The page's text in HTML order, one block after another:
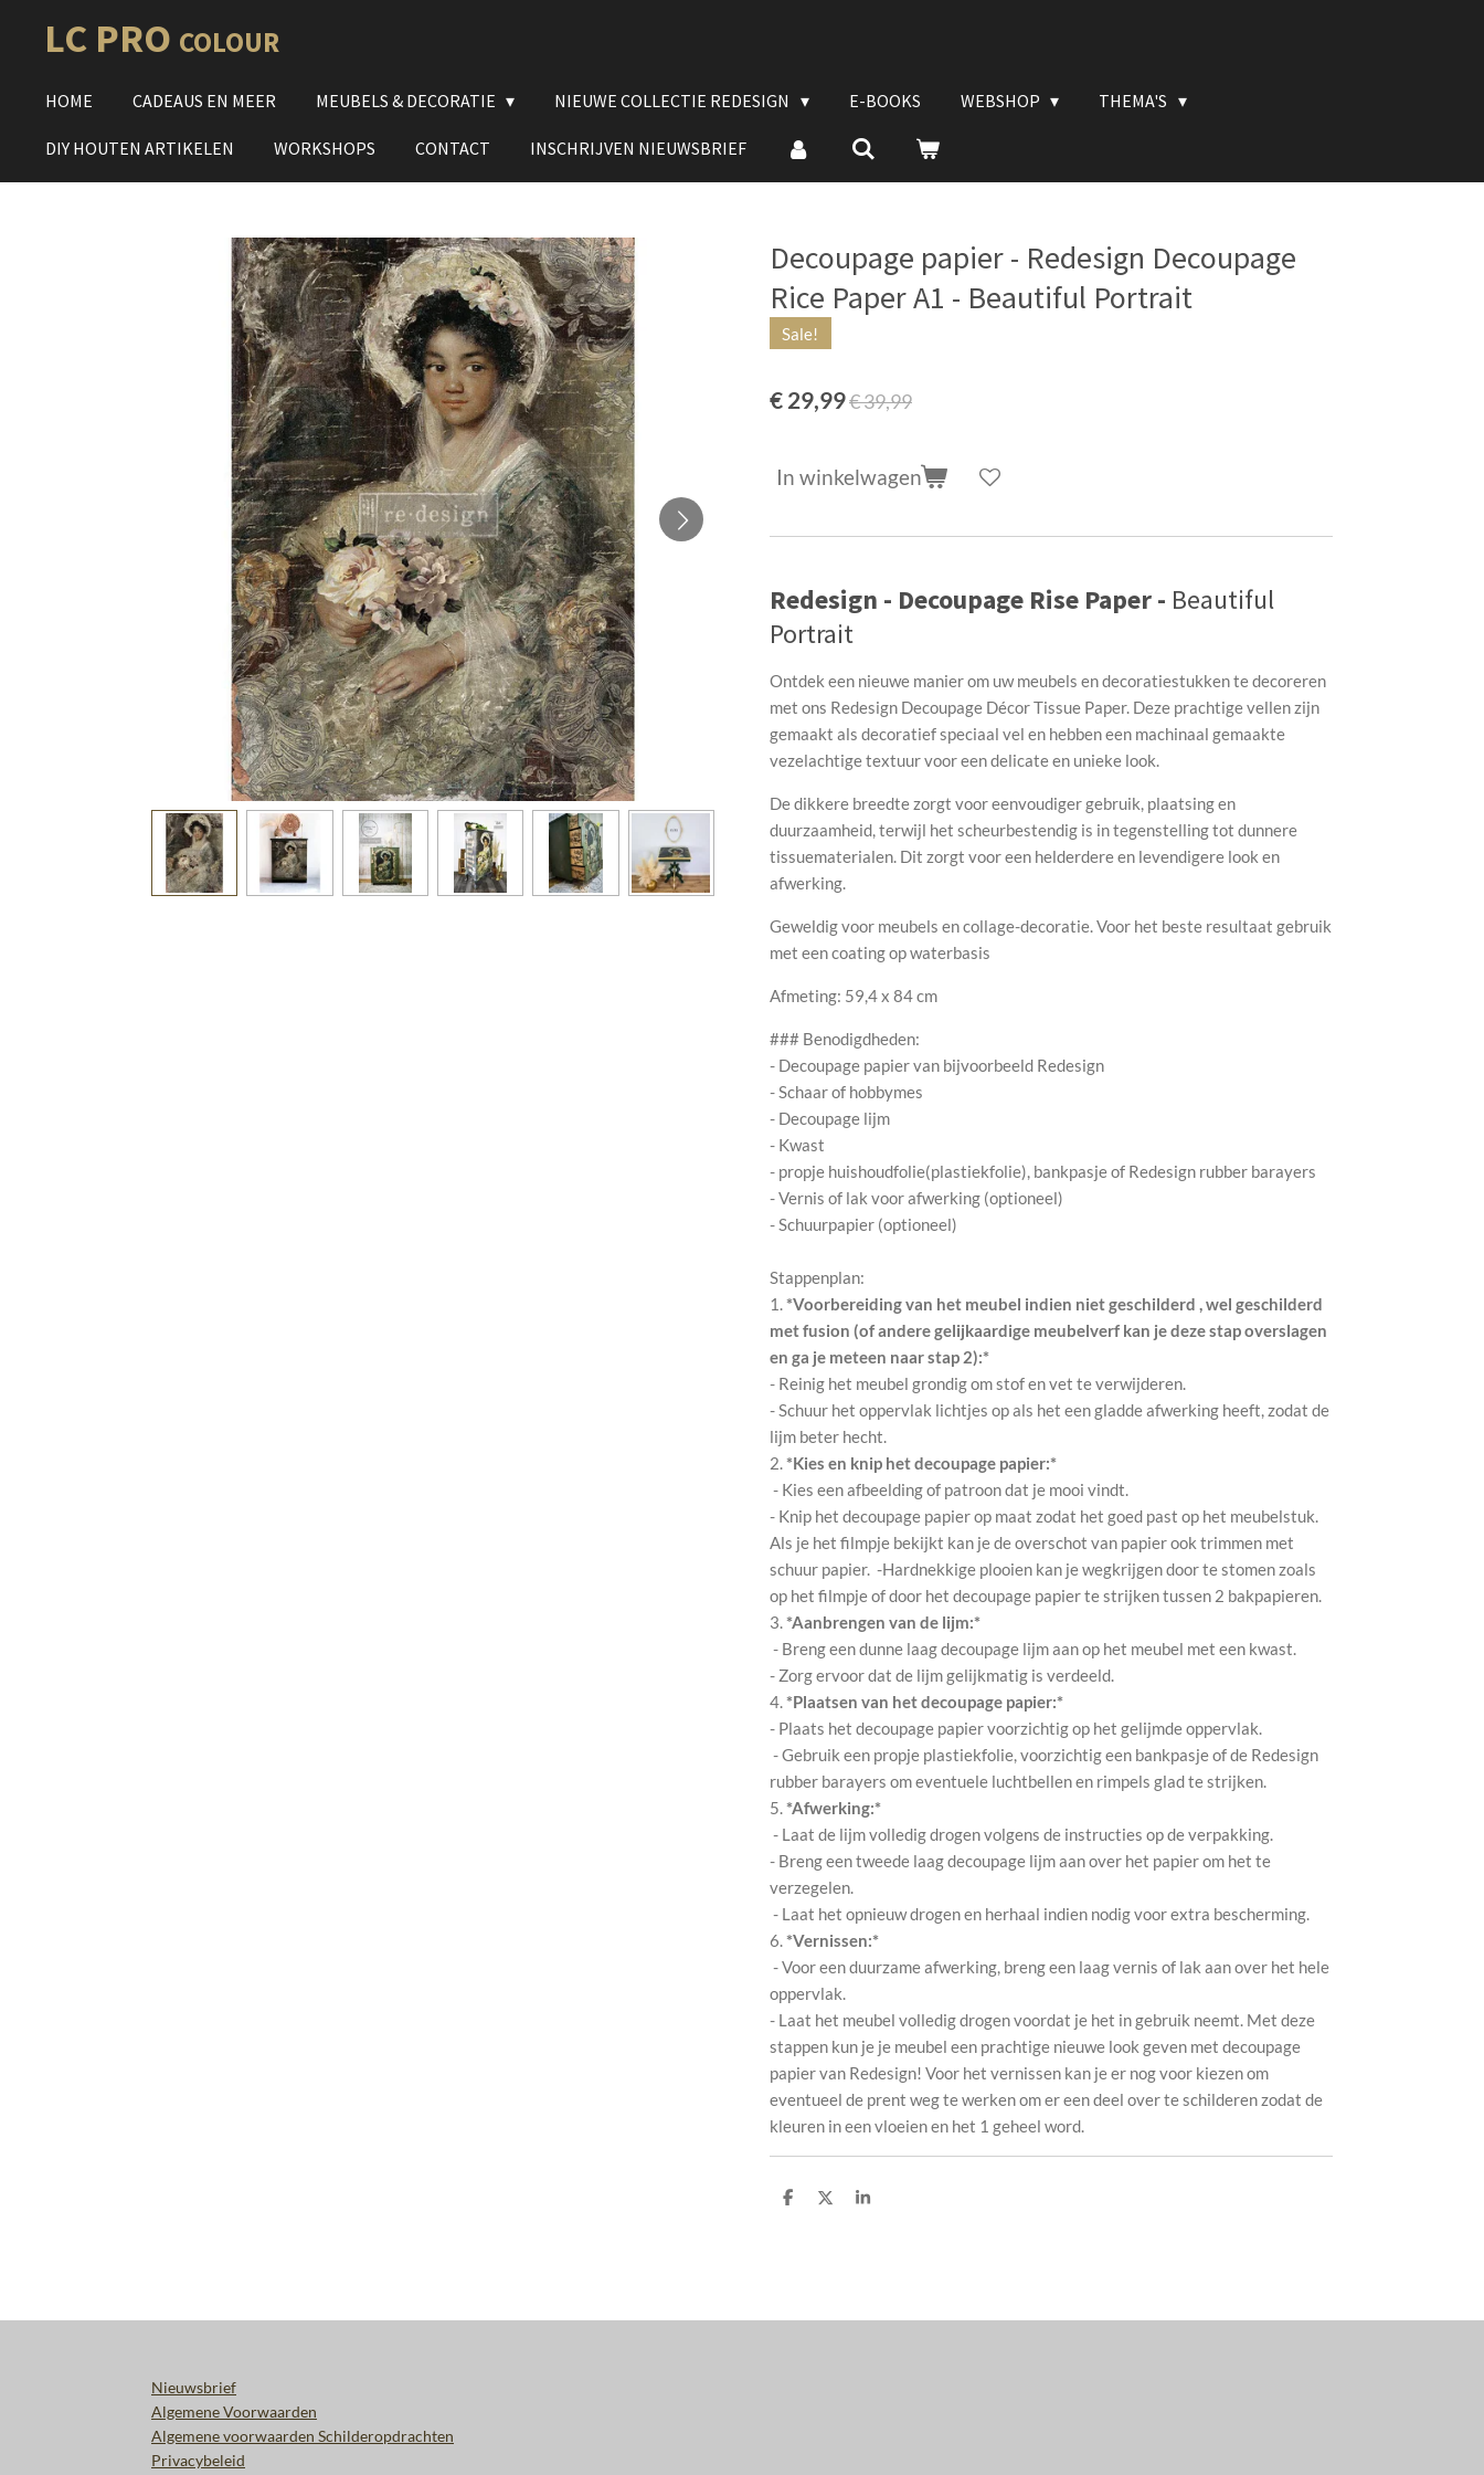
directLC PRO COLOUR
HOME CADEAUS EN MEER MEUBELS & DECORATIE NIEUWE COLLECTIE REDESIGN E-BOOKS WEBSHOP THEMA'S
DIY HOUTEN ARTIKELEN WORKSHOPS CONTACT INSCHRIJVEN NIEUWSBRIEF
Decoupage papier - Redesign Decoupage
Rice Paper A1 - Beautiful Portrait
Sale!
€ 29,99€ 39,99
In winkelwagen
Redesign - Decoupage Rise Paper - Beautiful
Portrait
Ontdek een nieuwe manier om uw meubels en decoratiestukken te decoreren
met ons Redesign Decoupage Décor Tissue Paper. Deze prachtige vellen zijn
gemaakt als decoratief speciaal vel en hebben een machinaal gemaakte
vezelachtige textuur voor een delicate en unieke look.
De dikkere breedte zorgt voor eenvoudiger gebruik, plaatsing en
duurzaamheid, terwijl het scheurbestendig is in tegenstelling tot dunnere
tissuematerialen. Dit zorgt voor een helderdere en levendigere look en
afwerking.
Geweldig voor meubels en collage-decoratie. Voor het beste resultaat gebruik
met een coating op waterbasis
Afmeting: 59,4 x 84 cm
### Benodigdheden:
- Decoupage papier van bijvoorbeeld Redesign
- Schaar of hobbymes
- Decoupage lijm
- Kwast
- propje huishoudfolie(plastiekfolie), bankpasje of Redesign rubber barayers
- Vernis of lak voor afwerking (optioneel)
- Schuurpapier (optioneel)
Stappenplan:
1.*Voorbereiding van het meubel indien niet geschilderd , wel geschilderd
met fusion (of andere gelijkaardige meubelverf kan je deze stap overslagen
en ga je meteen naar stap 2):*
- Reinig het meubel grondig om stof en vet te verwijderen.
- Schuur het oppervlak lichtjes op als het een gladde afwerking heeft, zodat de
lijm beter hecht.
2.*Kies en knip het decoupage papier:*
- Kies een afbeelding of patroon dat je mooi vindt.
- Knip het decoupage papier op maat zodat het goed past op het meubelstuk.
Als je het filmpje bekijkt kan je de overschot van papier ook trimmen met
schuur papier. -Hardnekkige plooien kan je wegkrijgen door te stomen zoals
op het filmpje of door het decoupage papier te strijken tussen 2 bakpapieren.
3.*Aanbrengen van de lijm:*
- Breng een dunne laag decoupage lijm aan op het meubel met een kwast.
- Zorg ervoor dat de lijm gelijkmatig is verdeeld.
4.*Plaatsen van het decoupage papier:*
- Plaats het decoupage papier voorzichtig op het gelijmde oppervlak.
- Gebruik een propje plastiekfolie, voorzichtig een bankpasje of de Redesign
rubber barayers om eventuele luchtbellen en rimpels glad te strijken.
5.*Afwerking:*
- Laat de lijm volledig drogen volgens de instructies op de verpakking.
- Breng een tweede laag decoupage lijm aan over het papier om het te
verzegelen.
- Laat het opnieuw drogen en herhaal indien nodig voor extra bescherming.
6.*Vernissen:*
- Voor een duurzame afwerking, breng een laag vernis of lak aan over het hele
oppervlak.
- Laat het meubel volledig drogen voordat je het in gebruik neemt. Met deze
stappen kun je je meubel een prachtige nieuwe look geven met decoupage
papier van Redesign! Voor het vernissen kan je er nog voor kiezen om
eventueel de prent weg te werken om er een deel over te schilderen zodat de
kleuren in een vloeien en het 1 geheel word.
D
D
S
Nieuwsbrief
Algemene Voorwaarden
Algemene voorwaarden Schilderopdrachten
Privacybeleid